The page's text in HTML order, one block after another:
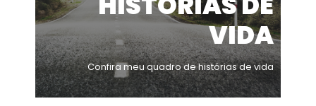
VIDA
Confira meu quadro de histórias de vida